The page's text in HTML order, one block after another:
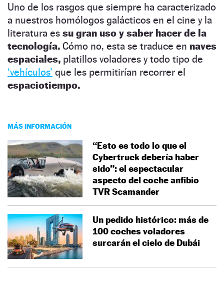
Uno de los rasgos que siempre ha caracterizado
a nuestros homólogos galácticos en el cine y la
literatura es su gran uso y saber hacer de la
tecnología. Cómo no, esta se traduce en naves
espaciales, platillos voladores y todo tipo de
‘vehículos’ que les permitirían recorrer el
espaciotiempo.
MÁS INFORMACIÓN
“Esto es todo lo que el
Cybertruck debería haber
sido”: el espectacular
aspecto del coche anfibio
TVR Scamander
Un pedido histórico: más de
100 coches voladores
surcarán el cielo de Dubái